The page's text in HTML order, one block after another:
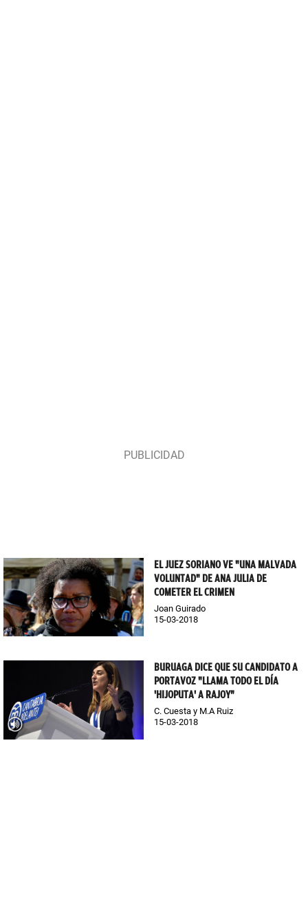
EL JUEZ SORIANO VE "UNA MALVADA
VOLUNTAD" DE ANA JULIA DE
COMETER EL CRIMEN
Joan Guirado
15-03-2018
BURUAGA DICE QUE SU CANDIDATO A
PORTAVOZ "LLAMA TODO EL DÍA
'HIJOPUTA' A RAJOY"
C. Cuesta y M.A Ruiz
15-03-2018